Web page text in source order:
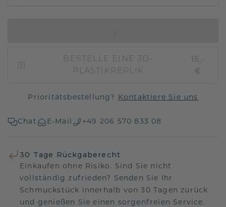
BESTELLE EINE 3D-
PLASTIKREPLIK
15,-
€
Prioritätsbestellung? Kontaktiere Sie uns
Chat E-Mail +49 206 570 833 08
30 Tage Rückgaberecht
Einkaufen ohne Risiko. Sind Sie nicht
vollständig zufrieden? Senden Sie Ihr
Schmuckstück innerhalb von 30 Tagen zurück
und genießen Sie einen sorgenfreien Service.